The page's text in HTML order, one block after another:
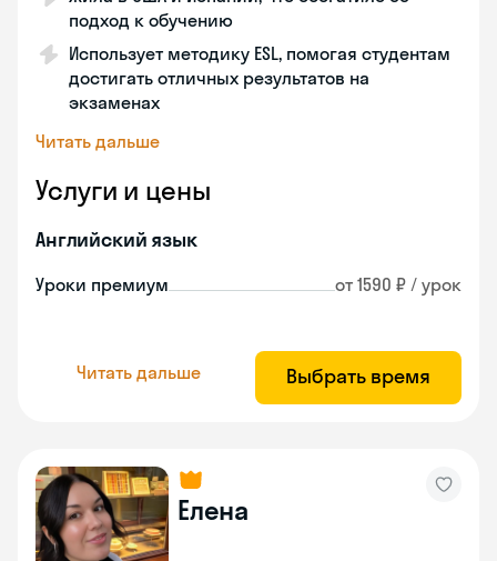
подход к обучению
Использует методику ESL, помогая студентам
достигать отличных результатов на
экзаменах
Читать дальше
Услуги и цены
Английский язык
Уроки премиум от 1590 ₽ / урок
Читать дальше Выбрать время
Елена